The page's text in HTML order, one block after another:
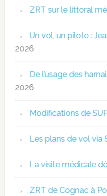
ZRT sur le littoral
Un vol, un pilote :
2026
De l’usage des
2026
Modifications de
Les plans de vol via
La visite médicale
ZRT de Cognac à